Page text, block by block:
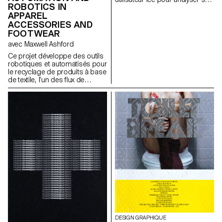
ROBOTICS IN
APPAREL
ACCESSORIES AND
FOOTWEAR
avec Maxwell Ashford
Ce projet développe des outils
robotiques et automatisés pour
le recyclage de produits à base
de textile, l’un des flux de
déchets les plus nuisibles, en
et limite parfois l’horizon.
Unbubble questionne
comment nos traces
numériques construisent une
image fragmentée de nous-
mêmes, utilisée pour orienter
nos choix, nos envies et notre
attention. L’installation invite à
prendre conscience de ces
logiques et ouvre un espace
pour imaginer d’autres récits,
à explorer au-delà des sentiers
tracés par les algorithmes.
DESIGN GRAPHIQUE